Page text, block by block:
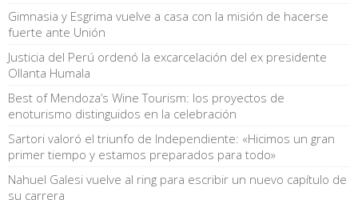
Gimnasia y Esgrima vuelve a casa con la misión de hacerse
fuerte ante Unión
Justicia del Perú ordenó la excarcelación del ex presidente
Ollanta Humala
Best of Mendoza’s Wine Tourism: los proyectos de
enoturismo distinguidos en la celebración
Sartori valoró el triunfo de Independiente: «Hicimos un gran
primer tiempo y estamos preparados para todo»
Nahuel Galesi vuelve al ring para escribir un nuevo capítulo de
su carrera